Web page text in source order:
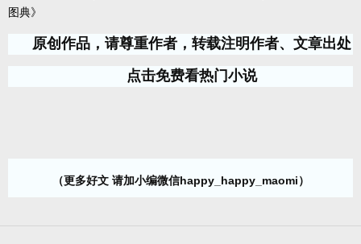
图典》
原创作品，请尊重作者，转载注明作者、文章出处
点击免费看热门小说
（更多好文 请加小编微信happy_happy_maomi）